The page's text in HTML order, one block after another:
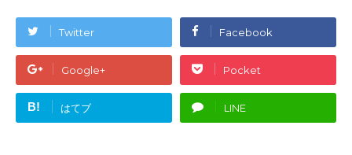
Twitter Facebook
Google+ Pocket
B! はてブ LINE